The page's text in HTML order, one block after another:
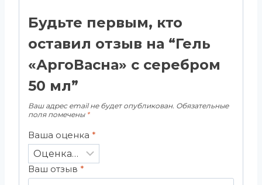
Будьте первым, кто
оставил отзыв на “Гель
«АргоВасна» с серебром
50 мл”
Ваш адрес email не будет опубликован. Обязательные
поля помечены *
Ваша оценка *
Ваш отзыв *